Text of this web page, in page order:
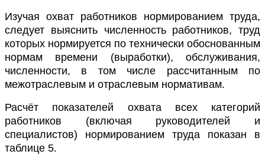
Изучая охват работников нормированием труда,
следует выяснить численность работников, труд
которых нормируется по технически обоснованным
нормам времени (выработки), обслуживания,
численности, в том числе рассчитанным по
межотраслевым и отраслевым нормативам.
Расчёт показателей охвата всех категорий
работников (включая руководителей и
специалистов) нормированием труда показан в
таблице 5.